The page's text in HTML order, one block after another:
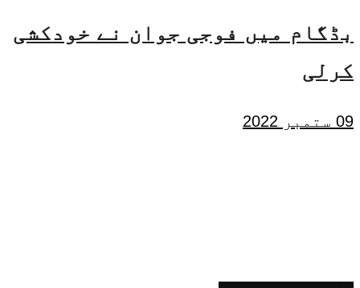
بڈگام میں فوجی جوان نے خودکشی
کرلی
09 ستمبر 2022